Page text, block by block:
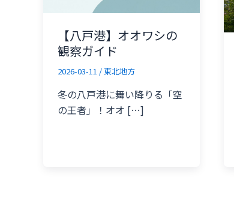
【八戸港】オオワシの
観察ガイド
2026-03-11 / 東北地方
冬の八戸港に舞い降りる「空
の王者」！オオ […]